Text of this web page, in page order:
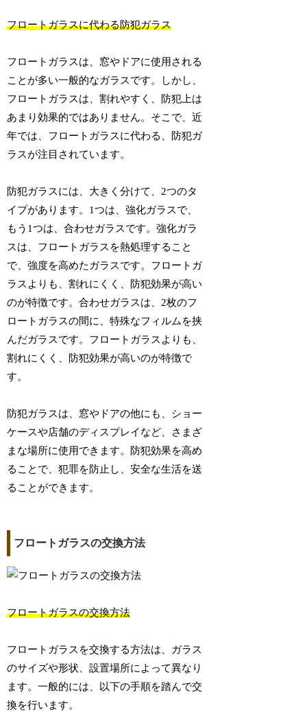
フロートガラスに代わる防犯ガラス
フロートガラスは、窓やドアに使用される
ことが多い一般的なガラスです。しかし、
フロートガラスは、割れやすく、防犯上は
あまり効果的ではありません。そこで、近
年では、フロートガラスに代わる、防犯ガ
ラスが注目されています。
防犯ガラスには、大きく分けて、2つのタ
イプがあります。1つは、強化ガラスで、
もう1つは、合わせガラスです。強化ガラ
スは、フロートガラスを熱処理すること
で、強度を高めたガラスです。フロートガ
ラスよりも、割れにくく、防犯効果が高い
のが特徴です。合わせガラスは、2枚のフ
ロートガラスの間に、特殊なフィルムを挟
んだガラスです。フロートガラスよりも、
割れにくく、防犯効果が高いのが特徴で
す。
防犯ガラスは、窓やドアの他にも、ショー
ケースや店舗のディスプレイなど、さまざ
まな場所に使用できます。防犯効果を高め
ることで、犯罪を防止し、安全な生活を送
ることができます。
フロートガラスの交換方法
フロートガラスの交換方法
フロートガラスを交換する方法は、ガラス
のサイズや形状、設置場所によって異なり
ます。一般的には、以下の手順を踏んで交
換を行います。